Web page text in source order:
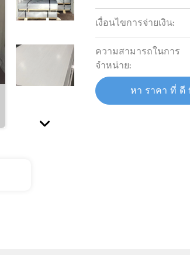
เงื่อนไขการจ่ายเงิน:
ความสามารถในการ
จําหน่าย:
หา ราคา ที่ ดี